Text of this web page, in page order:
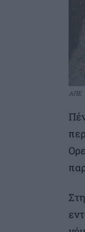
ΑΠΕ